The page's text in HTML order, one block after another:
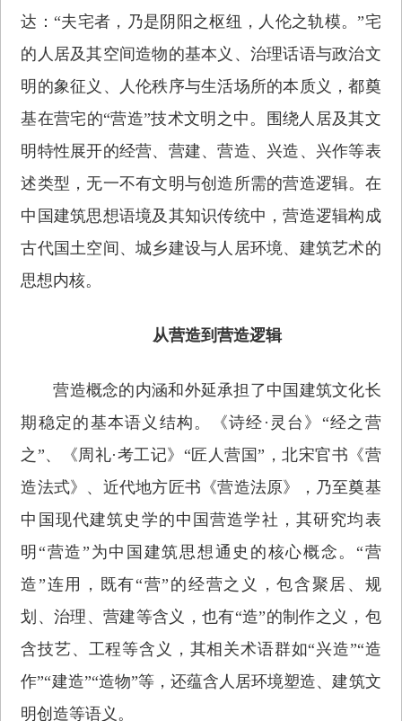
达：“夫宅者，乃是阴阳之枢纽，人伦之轨模。”宅
的人居及其空间造物的基本义、治理话语与政治文
明的象征义、人伦秩序与生活场所的本质义，都奠
基在营宅的“营造”技术文明之中。围绕人居及其文
明特性展开的经营、营建、营造、兴造、兴作等表
述类型，无一不有文明与创造所需的营造逻辑。在
中国建筑思想语境及其知识传统中，营造逻辑构成
古代国土空间、城乡建设与人居环境、建筑艺术的
思想内核。
从营造到营造逻辑
营造概念的内涵和外延承担了中国建筑文化长
期稳定的基本语义结构。《诗经·灵台》“经之营
之”、《周礼·考工记》“匠人营国”，北宋官书《营
造法式》、近代地方匠书《营造法原》，乃至奠基
中国现代建筑史学的中国营造学社，其研究均表
明“营造”为中国建筑思想通史的核心概念。“营
造”连用，既有“营”的经营之义，包含聚居、规
划、治理、营建等含义，也有“造”的制作之义，包
含技艺、工程等含义，其相关术语群如“兴造”“造
作”“建造”“造物”等，还蕴含人居环境塑造、建筑文
明创造等语义。